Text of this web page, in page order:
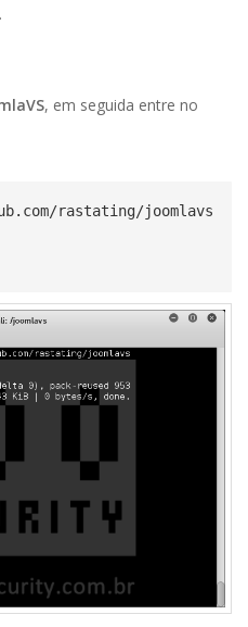
, em seguida entre no
rastating/joomlavs